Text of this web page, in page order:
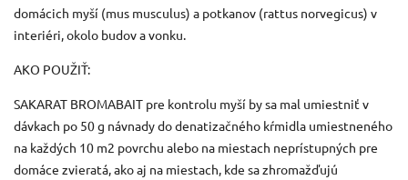
domácich myší (mus musculus) a potkanov (rattus norvegicus) v
interiéri, okolo budov a vonku.
AKO POUŽIŤ:
SAKARAT BROMABAIT pre kontrolu myší by sa mal umiestniť v
dávkach po 50 g návnady do denatizačného kŕmidla umiestneného
na každých 10 m2 povrchu alebo na miestach neprístupných pre
domáce zvieratá, ako aj na miestach, kde sa zhromažďujú